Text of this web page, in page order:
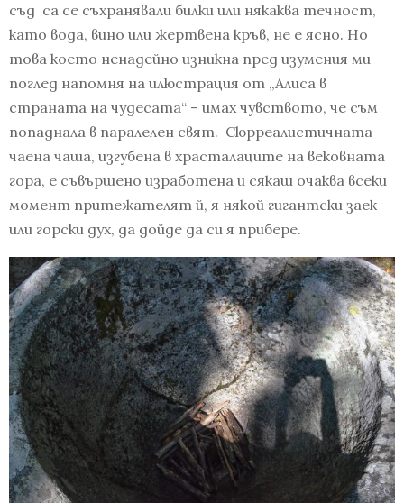
съд са се съхранявали билки или някаква течност,
като вода, вино или жертвена кръв, не е ясно. Но
това което ненадейно изникна пред изумения ми
поглед напомня на илюстрация от „Алиса в
страната на чудесата“ – имах чувството, че съм
попаднала в паралелен свят. Сюрреалистичната
чаена чаша, изгубена в храсталаците на вековната
гора, е съвършено изработена и сякаш очаква всеки
момент притежателят й, я някой гигантски заек
или горски дух, да дойде да си я прибере.